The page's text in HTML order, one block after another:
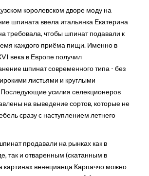
королевском дворе моду на
шпината ввела итальянка Екатерина
требовала, чтобы шпинат подавали к
каждого приёма пищи. Именно в
века в Европе получил
шпинат современного типа - без
листьями и круглыми
усилия селекционеров
на выведение сортов, которые не
сразу с наступлением летнего
продавали на рынках как в
так и отваренным (скатанным в
картинах венецианца Карпаччо можно